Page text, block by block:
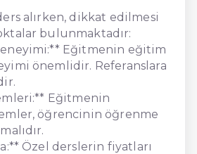
alırken, dikkat edilmesi
bulunmaktadır:
Eğitmenin eğitim
önemlidir. Referanslara
Eğitmenin
öğrencinin öğrenme
Özel derslerin fiyatları